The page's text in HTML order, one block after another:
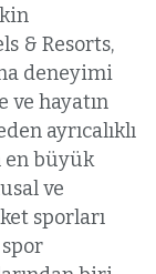
& Resorts,
deneyimi
ve hayatın
ayrıcalıklı
en büyük
ve
sporları